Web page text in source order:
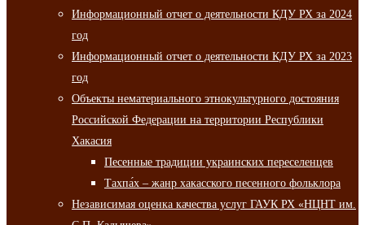
Информационный отчет о деятельности КДУ РХ за 2024
год
Информационный отчет о деятельности КДУ РХ за 2023
год
Объекты нематериального этнокультурного достояния
Российской Федерации на территории Республики
Хакасия
Песенные традиции украинских переселенцев
Тахпа́х – жанр хакасского песенного фольклора
Независимая оценка качества услуг ГАУК РХ «НЦНТ им.